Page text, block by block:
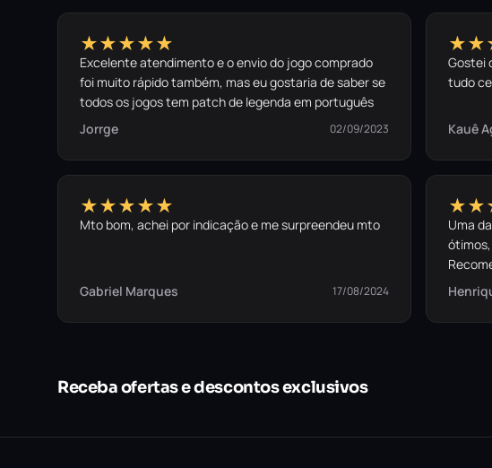
★★★★★
Excelente atendimento e o envio do jogo comprado
foi muito rápido também, mas eu gostaria de saber se
todos os jogos tem patch de legenda em português
Jorrge
02/09/2023
Gostei
tudo
Kauê
★★★★★
Mto bom, achei por indicação e me surpreendeu mto
Gabriel Marques 17/08/2024
Uma
Receba ofertas e descontos exclusivos